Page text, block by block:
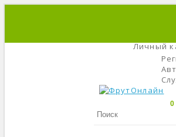
Личный
0